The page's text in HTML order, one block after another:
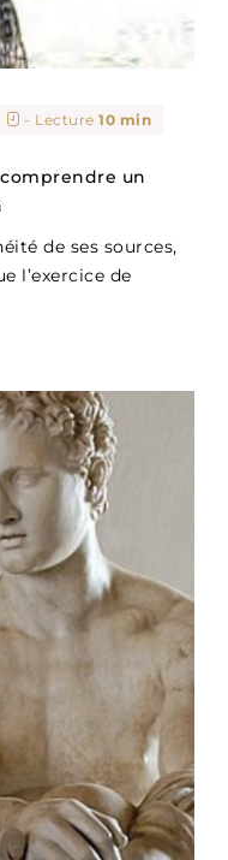
- Lecture10 min
un
de ses sources,
l’exercice de